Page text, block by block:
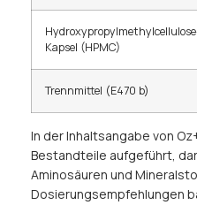
Kapsel (HPMC)
Trennmittel (E470 b)
In der Inhaltsangabe von
Bestandteile aufgeführt,
Aminosäuren und
Dosierungsempfehlungen